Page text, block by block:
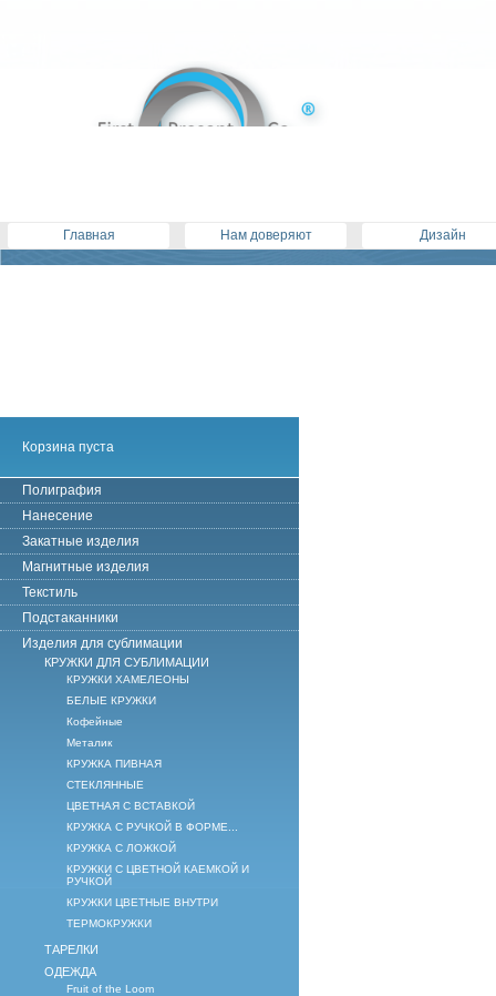
Главная Нам доверяют Дизайн
Корзина пуста
Полиграфия
Нанесение
Закатные изделия
Магнитные изделия
Текстиль
Подстаканники
Изделия для сублимации
КРУЖКИ ДЛЯ СУБЛИМАЦИИ
КРУЖКИ ХАМЕЛЕОНЫ
БЕЛЫЕ КРУЖКИ
Кофейные
Металик
КРУЖКА ПИВНАЯ
СТЕКЛЯННЫЕ
ЦВЕТНАЯ С ВСТАВКОЙ
КРУЖКА С РУЧКОЙ В ФОРМЕ...
КРУЖКА С ЛОЖКОЙ
КРУЖКИ С ЦВЕТНОЙ КАЕМКОЙ И
РУЧКОЙ
КРУЖКИ ЦВЕТНЫЕ ВНУТРИ
ТЕРМОКРУЖКИ
ТАРЕЛКИ
ОДЕЖДА
Fruit of the Loom